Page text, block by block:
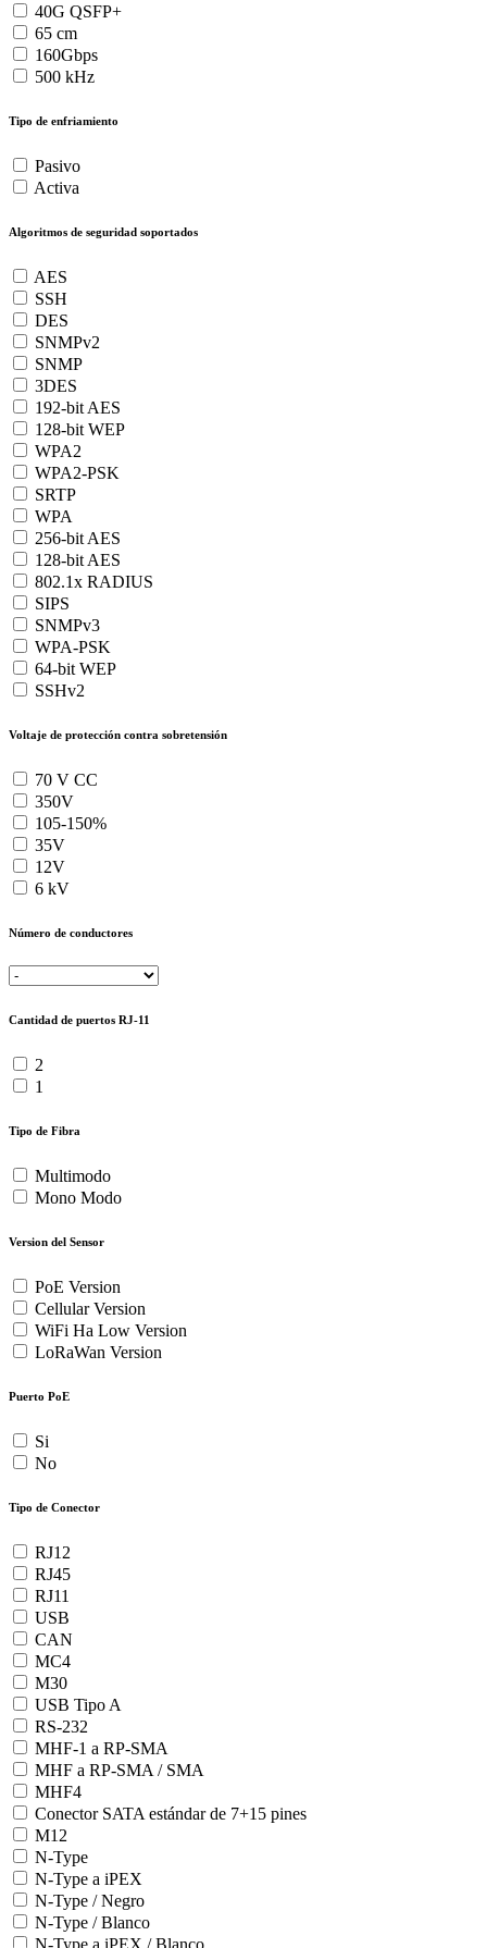
40G QSFP+
65 cm
160Gbps
500 kHz
Tipo de enfriamiento
Pasivo
Activa
Algoritmos de seguridad soportados
AES
SSH
DES
SNMPv2
SNMP
3DES
192-bit AES
128-bit WEP
WPA2
WPA2-PSK
SRTP
WPA
256-bit AES
128-bit AES
802.1x RADIUS
SIPS
SNMPv3
WPA-PSK
64-bit WEP
SSHv2
Voltaje de protección contra sobretensión
70 V CC
350V
105-150%
35V
12V
6 kV
Número de conductores
Cantidad de puertos RJ-11
2
1
Tipo de Fibra
Multimodo
Mono Modo
Version del Sensor
PoE Version
Cellular Version
WiFi Ha Low Version
LoRaWan Version
Puerto PoE
Si
No
Tipo de Conector
RJ12
RJ45
RJ11
USB
CAN
MC4
M30
USB Tipo A
RS-232
MHF-1 a RP-SMA
MHF a RP-SMA / SMA
MHF4
Conector SATA estándar de 7+15 pines
M12
N-Type
N-Type a iPEX
N-Type / Negro
N-Type / Blanco